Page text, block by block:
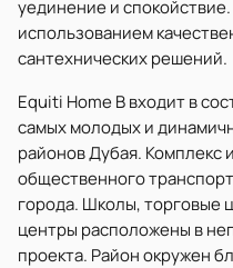
уединение и
использованием
сантехнических решений.
Equiti Home B входит в
самых молодых и
районов Дубая. Комплекс
общественного
города. Школы, торговые
центры расположены в
проекта. Район окружен